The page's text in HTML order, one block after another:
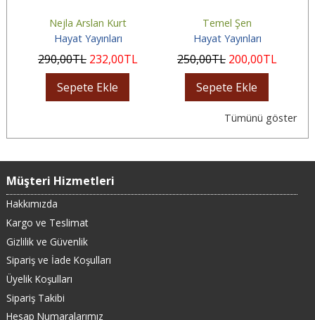
Nejla Arslan Kurt
Hayat Yayınları
290,00TL 232,00TL
Sepete Ekle
Temel Şen
Hayat Yayınları
250,00TL 200,00TL
Sepete Ekle
Tümünü göster
Müşteri Hizmetleri
Hakkımızda
Kargo ve Teslimat
Gizlilik ve Güvenlik
Sipariş ve İade Koşulları
Üyelik Koşulları
Sipariş Takibi
Hesap Numaralarımız